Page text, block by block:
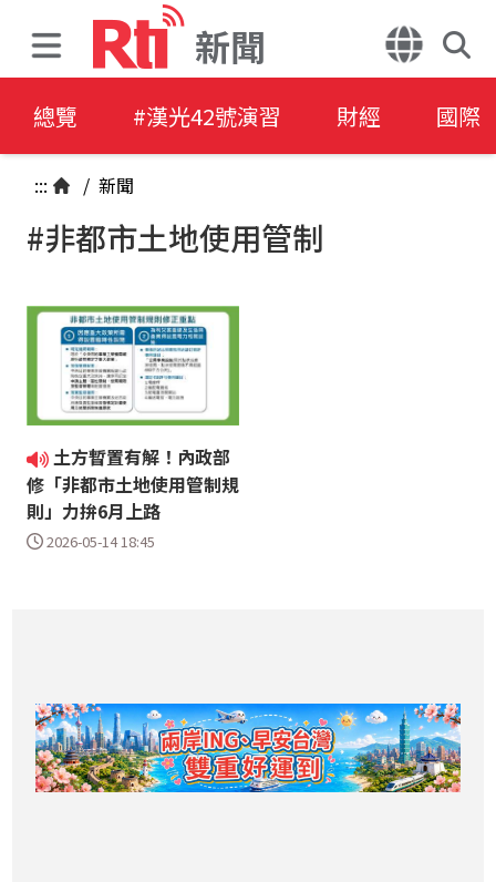
新聞
總覽 #漢光42號演習 財經 國際
::: / 新聞
#非都市土地使用管制
土方暫置有解！內政部
修「非都市土地使用管制規
則」力拚6月上路
2026-05-14 18:45